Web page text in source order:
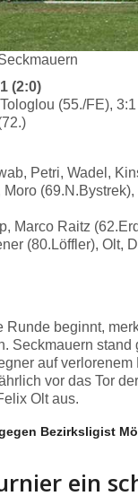
(2:0)
(55./FE),
Petri, Wadel,
Marco Raitz
(80.Löffler), Olt,
Runde beginnt,
Seckmauern stand
auf verlorenem
vor das Tor
Olt aus.
Bezirksligist
ein